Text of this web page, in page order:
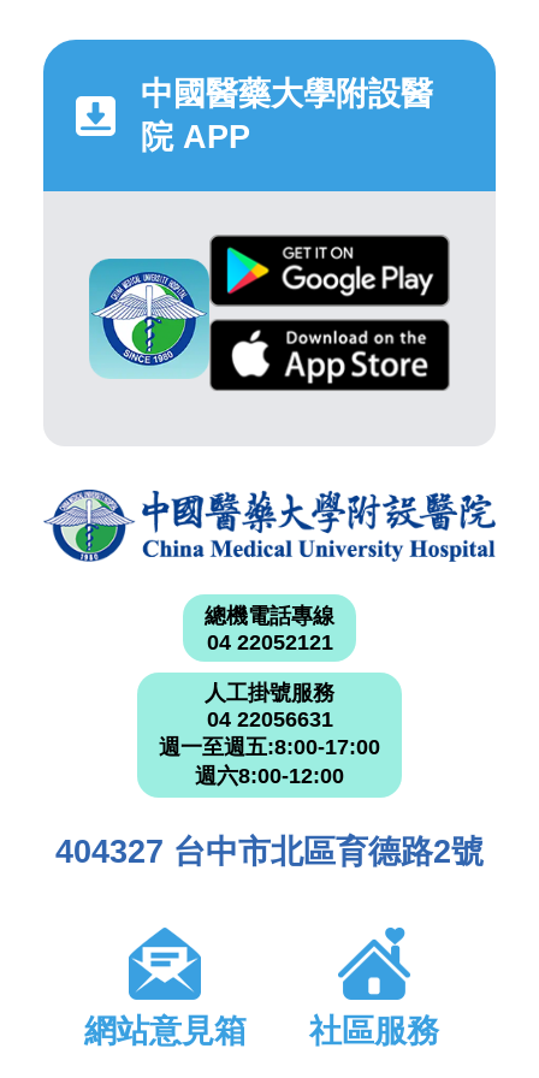
中國醫藥大學附設醫
院 APP
總機電話專線
04 22052121
人工掛號服務
04 22056631
週一至週五:8:00-17:00
週六8:00-12:00
404327 台中市北區育德路2號
網站意見箱 社區服務